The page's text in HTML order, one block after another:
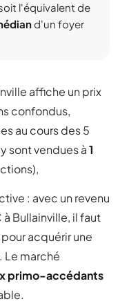
l'équivalent de
d'un foyer
affiche un prix
confondus,
au cours des 5
y sont vendues à1
: avec un revenu
à Bullainville, il faut
pour acquérir une
Le marché
primo-accédants